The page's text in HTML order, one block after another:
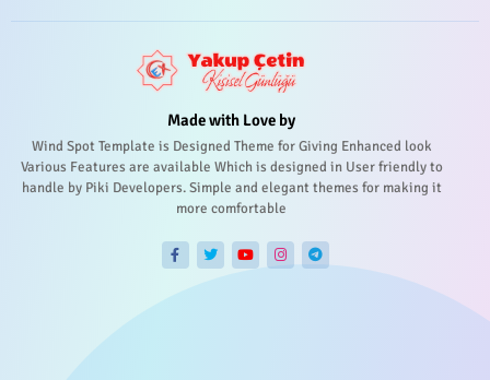
Made with Love by
Wind Spot Template is Designed Theme for Giving Enhanced look
Various Features are available Which is designed in User friendly to
handle by Piki Developers. Simple and elegant themes for making it
more comfortable